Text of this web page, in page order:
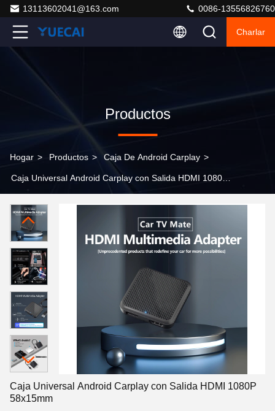
13113602041@163.com 0086-13556826760
Charlar
Productos
Hogar > Productos > Caja De Android Carplay >
Caja Universal Android Carplay con Salida HDMI 1080P
Caja Universal Android Carplay con Salida HDMI 1080P
58x15mm